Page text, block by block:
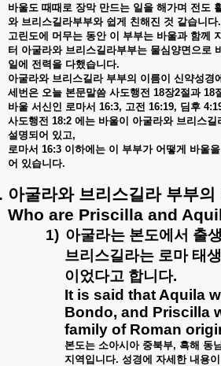
바울도 때때로 장막 만드는 일을 해가며 전도
와 브리스길라부부와 쉽게 친해진 것 같습니다.
고린도에 머무는 동안 이 부부는 바울과 함께
터 아굴라와 브리스길라부부는 물심양면으로
일에 전력을 다했습니다.
아굴라와 브리스길라 부부의 이름이 신약성경에
세번은 오늘 본문말씀 사도행전 18장2절과 18
바울 서신인 로마서 16:3, 고전 16:19, 딤후
사도행전 18:2 에는 바울이 아굴라와 브리스길
설명되어 있고,
로마서 16:3 이하에는 이 부부가 어떻게 바울을
어 있습니다.
아굴라와 브리스길라 부부의
Who are Priscilla and
1) 아굴라는 본도에서 출
브리스길라는 로마 태
이었다고 합니다.
It is said that Aquila
Bondo, and Priscilla
family of Roman
본도는 소아시아 중북부, 흑해 동
지역입니다. 성경에 자세한 내용이